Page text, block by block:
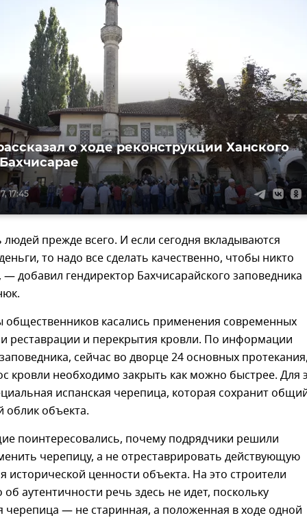
17:45
о ходе реконструкции Ханского
людей прежде всего. И если сегодня вкладываются
то надо все сделать качественно, чтобы никто
— добавил гендиректор Бахчисарайского заповедника
общественников касались применения современных
реставрации и перекрытия кровли. По информации
сейчас во дворце 24 основных протекания,
кровли необходимо закрыть как можно быстрее. Для
испанская черепица, которая сохранит
облик объекта.
поинтересовались, почему подрядчики решили
черепицу, а не отреставрировать действующую
исторической ценности объекта. На это строители
аутентичности речь здесь не идет, поскольку
— не старинная, а положенная в ходе одной